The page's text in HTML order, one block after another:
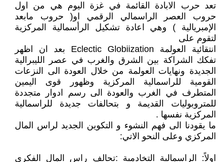
تعد حرب الابادة القائمة في غزة اليوم هي من اول
حروب العصر الراسمالي الرقمي او( حروب مابعد
الإمبريالية ) وهي اعادة تشكيل الرأسمالية المركزية
لتقوم على
انتقائية العولمة Eclectic Globiization بعد ان اظهر
تفكك الشراكة بين الشرق والغرب في عصر الليبرالية
الجديدة ونهايات العولمة من خلال العودة الى النزعات
القومية للراسمالية المركزية وظهور قوى اليمين
المتطرف في الغرب والعودة الى رسم ادوار متجددة
للمتروبوليات القديمة و بتحالفات جديدة للراسمالية
المركزية نفسها .
ما يقودنا الى فهم النشوء و التكوين الجديد لراس المال
المركزي وعلى النحو الاتي:
اولاً: الراسمالية التخادمية :تحالف راس المال الفكري